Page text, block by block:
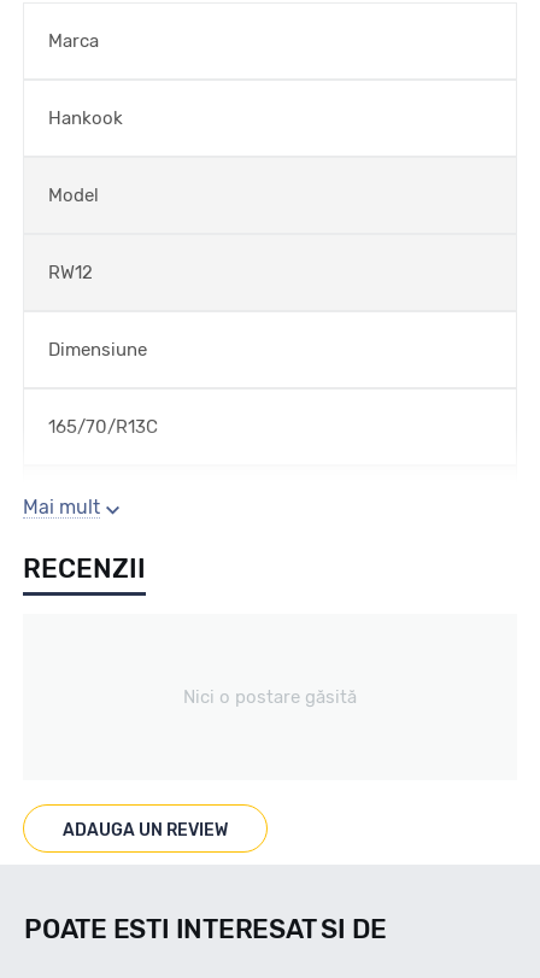
Marca
Hankook
Model
RW12
Dimensiune
165/70/R13C
Sezon
IARNA
Marcat M+S
Mai mult
RECENZII
Nici o postare găsită
ADAUGA UN REVIEW
POATE ESTI INTERESAT SI DE